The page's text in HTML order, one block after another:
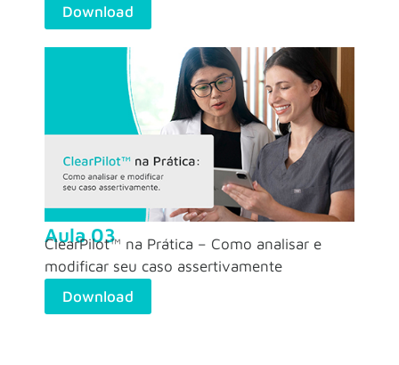
Download
Aula 03
ClearPilot™ na Prática – Como analisar e
modificar seu caso assertivamente
Download